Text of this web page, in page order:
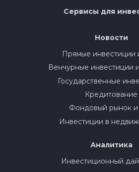
Сервисы для
Новости
Прямые инвестиции
Венчурные инвестиции
Государственные
Кредитование
Фондовый рынок и
Инвестиции в
Аналитика
Инвестиционный